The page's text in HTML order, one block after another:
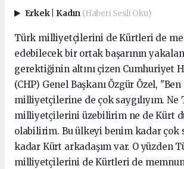
Erkek Kadın (Haberi Sesli Oku)
Türk milliyetçilerini de Kürtleri de
edebilecek bir ortak başarının
gerektiğinin altını çizen Cumhuriyet
(CHP) Genel Başkanı Özgür Özel,
milliyetçilerine de çok saygılıyım. Ne
milliyetçilerini üzebilirim ne de Kürt
olabilirim. Bu ülkeyi benim kadar çok
kadar Kürt arkadaşım var. O yüzden
milliyetçilerini de Kürtleri de